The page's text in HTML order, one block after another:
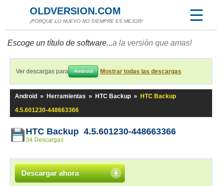
OLDVERSION.COM
¡PORQUE LO NUEVO NO SIEMPRE ES MEJOR!
Escoge un título de software...a la versión que amas!
Ver descargas para Android Mostrar todas las descargas
Android » Herramientas » HTC Backup »
HTC Backup
4.5.601230-448663366
HTC Backup 4.5.601230-448663366
34 Descargas
Descargar ahora